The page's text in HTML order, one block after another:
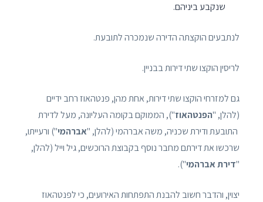
שנקבע ביניהם.
לנתבעים הוקצתה הדירה שנמכרה לתובעת.
לריסין הוקצו שתי דירות בבניין.
גם למזרחי הוקצו שתי דירות, אחת מהן, פנטהאוז רחב ידיים
(להלן, "הפנטהאוז"), הממוקם בקומה העליונה, מעל לדירת
התובעת ודירת שכניה, משה אברהמי (להלן, "אברהמי") ורעייתו,
שרכשו את דירתם מחבר נוסף בקבוצת הרוכשים, גיל וייל (להלן,
"דירת אברהמי").
יצוין, והדבר חשוב להבנת התפתחות האירועים, כי לפנטהאוז